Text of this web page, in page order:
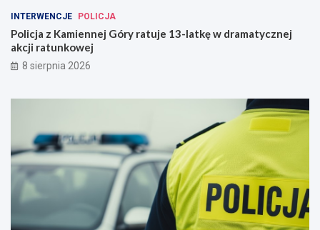
INTERWENCJE POLICJA
Policja z Kamiennej Góry ratuje 13-latkę w dramatycznej
akcji ratunkowej
8 sierpnia 2026